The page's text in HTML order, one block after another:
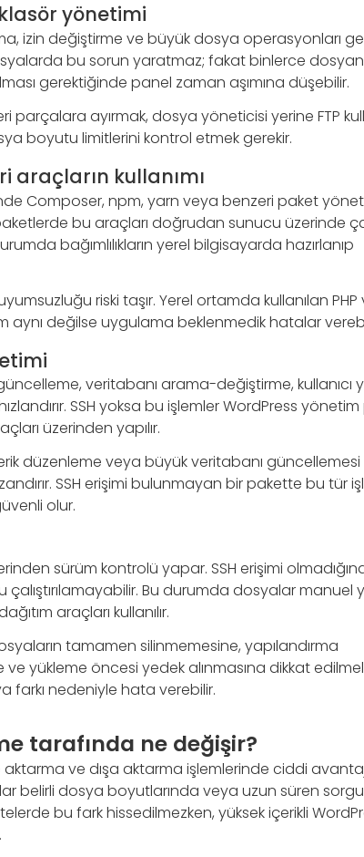
yönetimi
izin değiştirme ve büyük dosya operasyonları
bu sorun yaratmaz; fakat binlerce
gerektiğinde panel zaman aşımına düşebilir.
parçalara ayırmak, dosya yöneticisi yerine FTP
boyutu limitlerini kontrol etmek gerekir.
araçların kullanımı
Composer, npm, yarn veya benzeri paket
bu araçları doğrudan sunucu üzerinde
bağımlılıkların yerel bilgisayarda hazırlanıp
riski taşır. Yerel ortamda kullanılan
aynı değilse uygulama beklenmedik hatalar
veritabanı arama-değiştirme, kullanıcı
SSH yoksa bu işlemler WordPress
üzerinden yapılır.
düzenleme veya büyük veritabanı
SSH erişimi bulunmayan bir pakette bu tür
olur.
sürüm kontrolü yapar. SSH erişimi
Bu durumda dosyalar manuel
araçları kullanılır.
tamamen silinmemesine, yapılandırma
ve yükleme öncesi yedek alınmasına dikkat
farkı nedeniyle hata verebilir.
tarafında ne değişir?
aktarma ve dışa aktarma işlemlerinde ciddi
belirli dosya boyutlarında veya uzun süren
bu fark hissedilmezken, yüksek içerikli